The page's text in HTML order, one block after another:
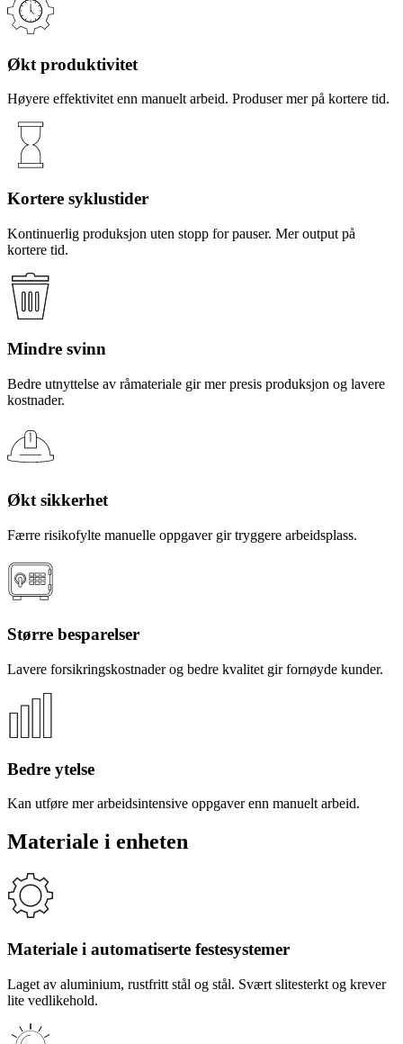
Økt produktivitet
Høyere effektivitet enn manuelt arbeid. Produser mer på kortere tid.
Kortere syklustider
Kontinuerlig produksjon uten stopp for pauser. Mer output på
kortere tid.
Mindre svinn
Bedre utnyttelse av råmateriale gir mer presis produksjon og lavere
kostnader.
Økt sikkerhet
Færre risikofylte manuelle oppgaver gir tryggere arbeidsplass.
Større besparelser
Lavere forsikringskostnader og bedre kvalitet gir fornøyde kunder.
Bedre ytelse
Kan utføre mer arbeidsintensive oppgaver enn manuelt arbeid.
Materiale i enheten
Materiale i automatiserte festesystemer
Laget av aluminium, rustfritt stål og stål. Svært slitesterkt og krever
lite vedlikehold.